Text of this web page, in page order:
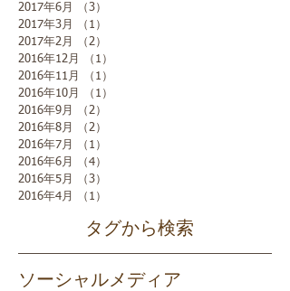
2017年6月
（3）
2017年3月
（1）
2017年2月
（2）
2016年12月
（1）
2016年11月
（1）
2016年10月
（1）
2016年9月
（2）
2016年8月
（2）
2016年7月
（1）
2016年6月
（4）
2016年5月
（3）
2016年4月
（1）
タグから検索
ソーシャルメディア